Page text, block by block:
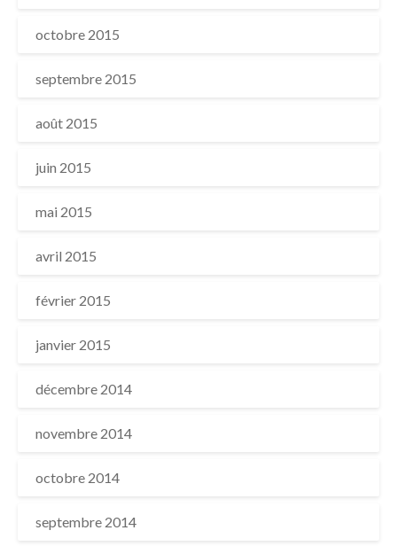
octobre 2015
septembre 2015
août 2015
juin 2015
mai 2015
avril 2015
février 2015
janvier 2015
décembre 2014
novembre 2014
octobre 2014
septembre 2014